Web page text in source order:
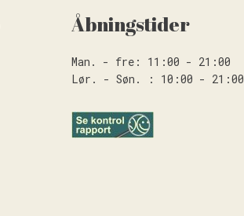
Åbningstider
Man. - fre: 11:00 - 21:00
Lør. - Søn. : 10:00 - 21:00